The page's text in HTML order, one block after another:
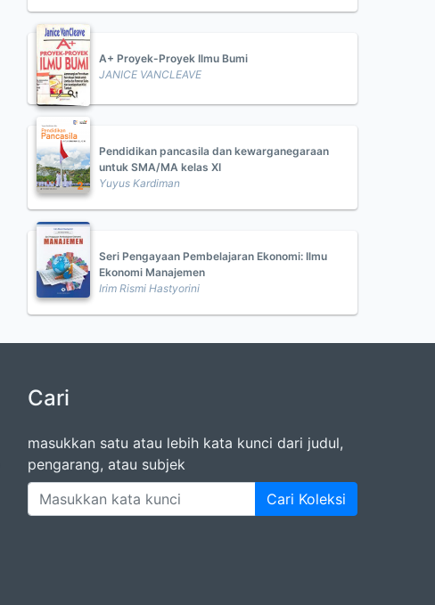
A+ Proyek-Proyek Ilmu Bumi
JANICE VANCLEAVE
Pendidikan pancasila dan kewarganegaraan
untuk SMA/MA kelas XI
Yuyus Kardiman
Seri Pengayaan Pembelajaran Ekonomi: Ilmu
Ekonomi Manajemen
Irim Rismi Hastyorini
Cari
masukkan satu atau lebih kata kunci dari judul,
pengarang, atau subjek
Cari Koleksi